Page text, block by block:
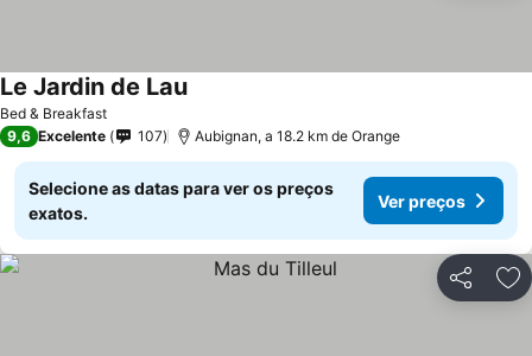
Bed & Breakfast
Le Jardin de LauVer preços
9,6 Excelente 107 Aubignan, a 18.2 km de Orange
Selecione as datas para ver os preços
exatos.
Ver preços
Partilhar